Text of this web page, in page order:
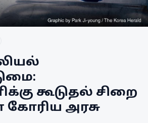
கூடுதல் சிறை
அரசு